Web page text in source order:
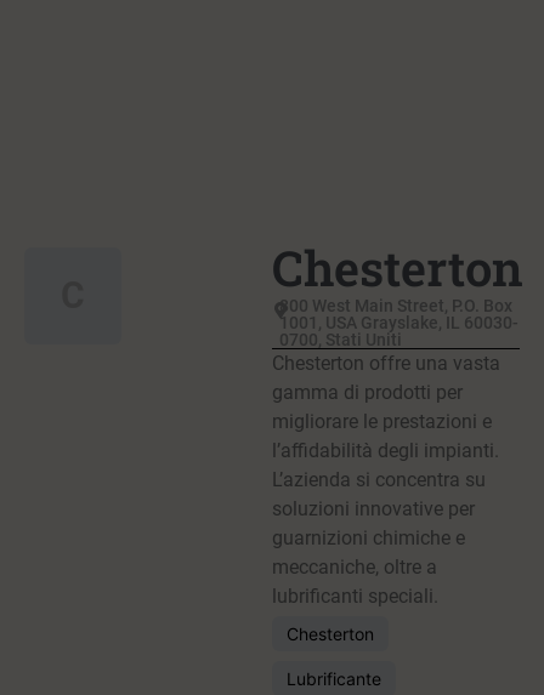
Chesterton
800 West Main Street, P.O. Box
1001, USA Grayslake, IL 60030-
0700, Stati Uniti
Chesterton offre una vasta
gamma di prodotti per
migliorare le prestazioni e
l’affidabilità degli impianti.
L’azienda si concentra su
soluzioni innovative per
guarnizioni chimiche e
meccaniche, oltre a
lubrificanti speciali.
Chesterton
Lubrificante